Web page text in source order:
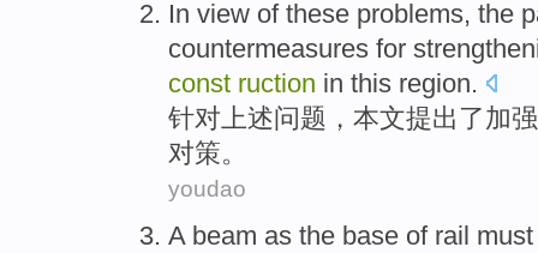
In view of these problems, the
countermeasures for
const ruction in this region.
针对 上述问题 ， 本文提出 了加强
对策。
youdao
A beam as the base ofrail must